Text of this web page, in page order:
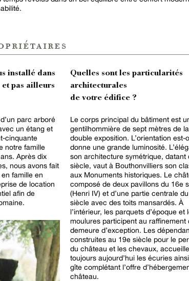
installé dans
pas ailleurs
parc arboré
un étang et
cinquante
notre famille
Après dix
nous avons fait
famille en
de location
afin de
Quelles sont les particularités
architecturales
de votre édifice ?
Le corps principal du bâtiment est
gentilhommière de sept mètres de
double exposition. L’orientation est-
donne une grande luminosité.
son architecture symétrique, datant
siècle, vaut à Bouthonvilliers son
aux Monuments historiques. Le
composé de deux pavillons du 16e
(Henri IV) et d’une partie centrale
siècle avec des toits mansardés. À
l’intérieur, les parquets d’époque et
moulures participent au raffinement
demeure d’exception. Les
construites au 19e siècle pour le
du château et les chevaux,
toujours aujourd’hui les écuries ainsi
gîte complétant l’offre
château.